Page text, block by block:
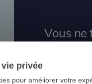
Vous ne
privée
pour améliorer votre